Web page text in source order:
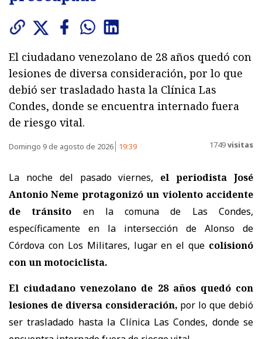
El ciudadano venezolano de 28 años quedó con
lesiones de diversa consideración, por lo que
debió ser trasladado hasta la Clínica Las
Condes, donde se encuentra internado fuera
de riesgo vital.
Domingo 9 de agosto de 2026 19:39 1749visitas
La noche del pasado viernes, el periodista José
Antonio Neme protagonizó un violento accidente
de tránsito en la comuna de Las Condes,
específicamente en la intersección de Alonso de
Córdova con Los Militares, lugar en el que colisionó
con un motociclista.
El ciudadano venezolano de 28 años quedó con
lesiones de diversa consideración, por lo que debió
ser trasladado hasta la Clínica Las Condes, donde se